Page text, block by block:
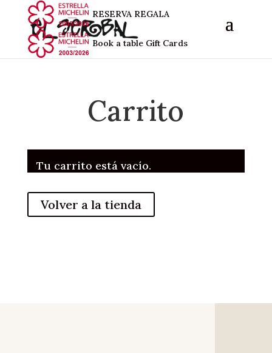
RESERVA REGALA
Book a table Gift Cards
Carrito
Tu carrito está vacío.
Volver a la tienda